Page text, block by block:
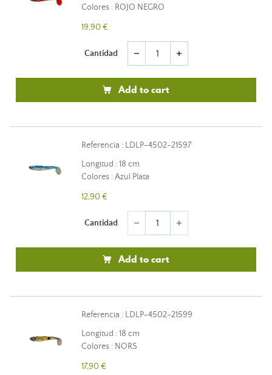
Colores : ROJO NEGRO
19,90 €
Cantidad remove add
Add to cart
Referencia : LDLP-4502-21597
Longitud : 18 cm
Colores : Azul Plata
12,90 €
Cantidad remove add
Add to cart
Referencia : LDLP-4502-21599
Longitud : 18 cm
Colores : NORS
17,90 €